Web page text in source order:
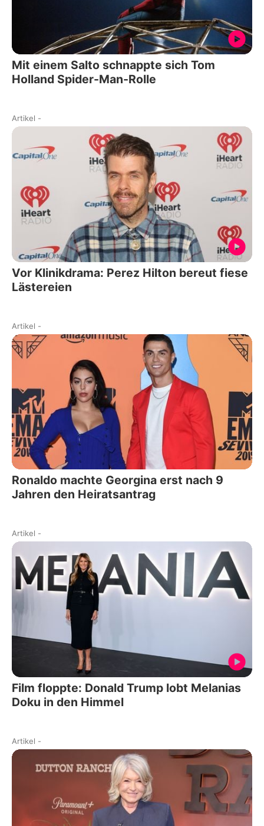
Mit einem Salto schnappte sich Tom
Holland Spider-Man-Rolle
Artikel -
Vor Klinikdrama: Perez Hilton bereut fiese
Lästereien
Artikel -
Ronaldo machte Georgina erst nach 9
Jahren den Heiratsantrag
Artikel -
Film floppte: Donald Trump lobt Melanias
Doku in den Himmel
Artikel -